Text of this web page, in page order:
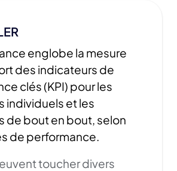
englobe la mesure
des indicateurs de
clés (KPI) pour les
individuels et les
de bout en bout, selon
de performance.
toucher divers